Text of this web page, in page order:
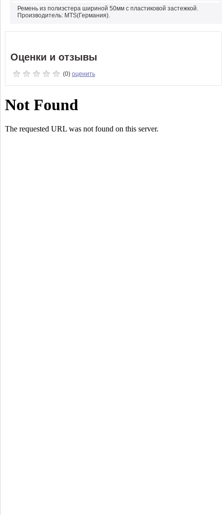
Ремень из полиэстера шириной 50мм с пластиковой застежкой.
Производитель: MTS(Германия).
Оценки и отзывы
(0) оценить